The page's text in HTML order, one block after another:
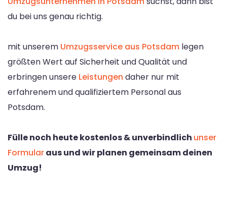
du bei uns genau richtig.
mit unserem Umzugsservice aus Potsdam legen
größten Wert auf Sicherheit und Qualität und
erbringen unsere Leistungen daher nur mit
erfahrenem und qualifiziertem Personal aus
Potsdam.
Fülle noch heute kostenlos & unverbindlich unser
Formularaus und wir planen gemeinsam deinen
Umzug!